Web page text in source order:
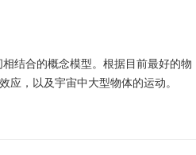
结合的概念模型。根据目前最好的物
应，以及宇宙中大型物体的运动。